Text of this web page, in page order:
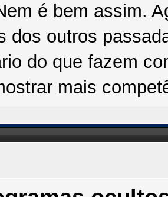
é bem assim.
dos outros
do que fazem
mais